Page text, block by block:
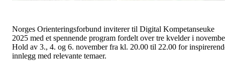
Norges Orienteringsforbund inviterer til Digital Kompetanseuke
2025 med et spennende program fordelt over tre kvelder i
Hold av 3., 4. og 6. november fra kl. 20.00 til 22.00 for
innlegg med relevante temaer.